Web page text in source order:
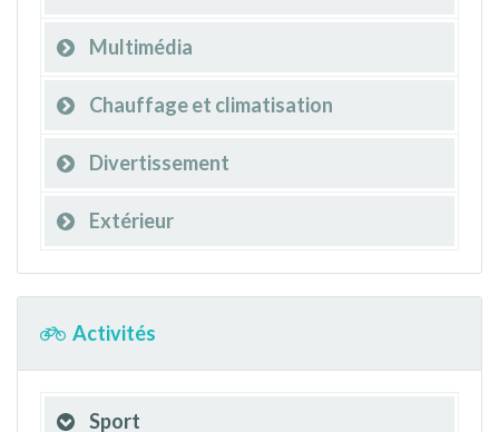
Multimédia
Chauffage et climatisation
Divertissement
Extérieur
Activités
Sport